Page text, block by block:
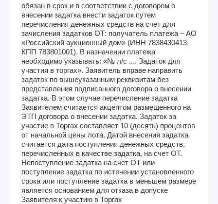
обязан в срок и в соответствии с договором о
внесении задатка внести задаток путем
перечисления денежных средств на счет для
зачисления задатков ОТ: получатель платежа – АО
«Российский аукционный дом» (ИНН 7838430413,
КПП 783801001). В назначении платежа
необходимо указывать: «№ л/с .... Задаток для
участия в торгах». Заявитель вправе направить
задаток по вышеуказанным реквизитам без
представления подписанного договора о внесении
задатка. В этом случае перечисление задатка
Заявителем считается акцептом размещенного на
ЭТП договора о внесении задатка. Задаток за
участие в Торгах составляет 10 (десять) процентов
от начальной цены лота. Датой внесения задатка
считается дата поступления денежных средств,
перечисленных в качестве задатка, на счет ОТ.
Непоступление задатка на счет ОТ или
поступление задатка по истечении установленного
срока или поступление задатка в меньшем размере
является основанием для отказа в допуске
Заявителя к участию в Торгах